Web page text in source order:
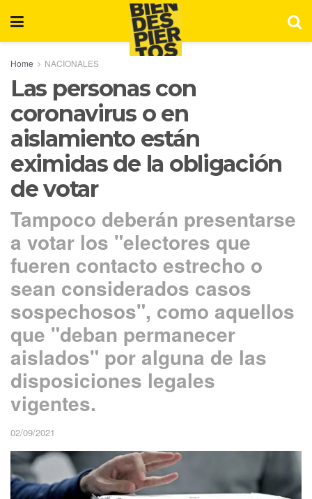
Home NACIONALES
Las personas con
coronavirus o en
aislamiento están
eximidas de la obligación
de votar
Tampoco deberán presentarse
a votar los "electores que
fueren contacto estrecho o
sean considerados casos
sospechosos", como aquellos
que "deban permanecer
aislados" por alguna de las
disposiciones legales
vigentes.
02/09/2021